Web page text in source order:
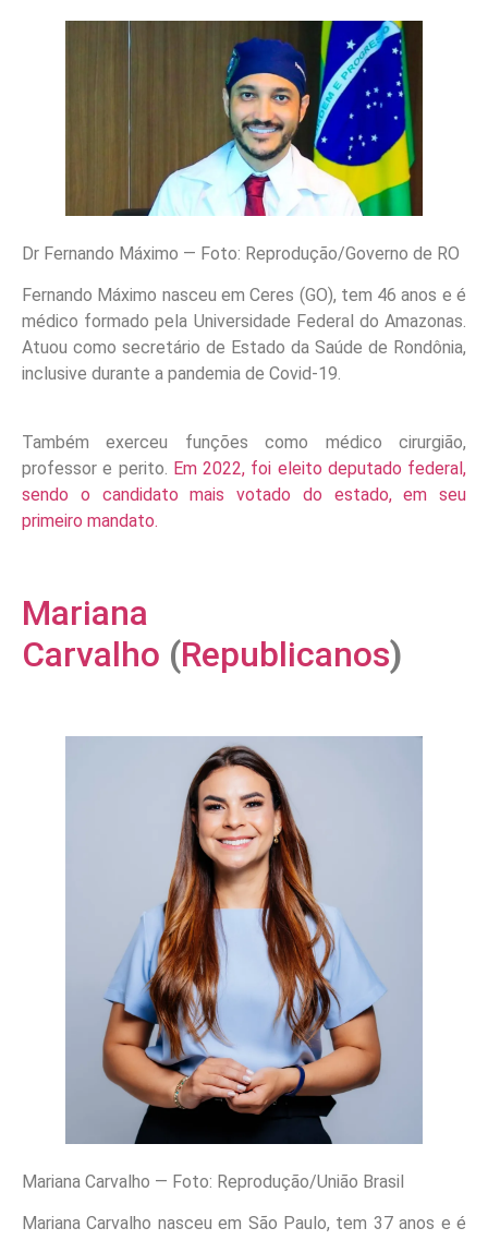
Dr Fernando Máximo — Foto: Reprodução/Governo de RO
Fernando Máximo nasceu em Ceres (GO), tem 46 anos e é
médico formado pela Universidade Federal do Amazonas.
Atuou como secretário de Estado da Saúde de Rondônia,
inclusive durante a pandemia de Covid-19.
Também exerceu funções como médico cirurgião,
professor e perito. Em 2022, foi eleito deputado federal,
sendo o candidato mais votado do estado, em seu
primeiro mandato.
Mariana
Carvalho (Republicanos)
Mariana Carvalho — Foto: Reprodução/União Brasil
Mariana Carvalho nasceu em São Paulo, tem 37 anos e é